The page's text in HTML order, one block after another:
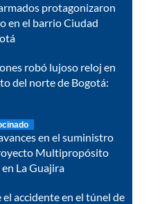
protagonizaron
en el barrio Ciudad
robó lujoso reloj en
del norte de Bogotá:
en el suministro
Multipropósito
La Guajira
el accidente en el túnel de